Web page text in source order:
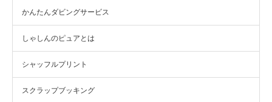
かんたんダビングサービス
しゃしんのピュアとは
シャッフルプリント
スクラップブッキング